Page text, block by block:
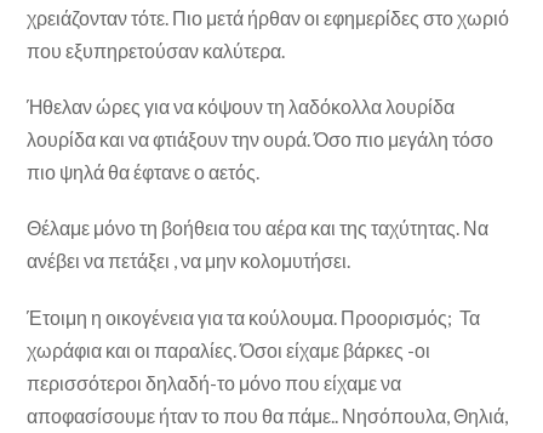
χρειάζονταν τότε. Πιο μετά ήρθαν οι εφημερίδες στο χωριό
που εξυπηρετούσαν καλύτερα.
Ήθελαν ώρες για να κόψουν τη λαδόκολλα λουρίδα
λουρίδα και να φτιάξουν την ουρά. Όσο πιο μεγάλη τόσο
πιο ψηλά θα έφτανε ο αετός.
Θέλαμε μόνο τη βοήθεια του αέρα και της ταχύτητας. Να
ανέβει να πετάξει , να μην κολομυτήσει.
Έτοιμη η οικογένεια για τα κούλουμα. Προορισμός; Τα
χωράφια και οι παραλίες. Όσοι είχαμε βάρκες -οι
περισσότεροι δηλαδή-το μόνο που είχαμε να
αποφασίσουμε ήταν το που θα πάμε.. Νησόπουλα, Θηλιά,